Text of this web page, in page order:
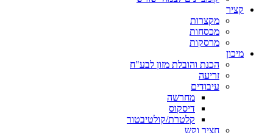
קציר
מקצרות
מכסחות
מרסקות
מיכון
הכנת והובלת מזון לבע"ח
זריעה
עיבודים
מחרשה
דיסקוס
קלטרת/קולטיבטור
חציר וקש